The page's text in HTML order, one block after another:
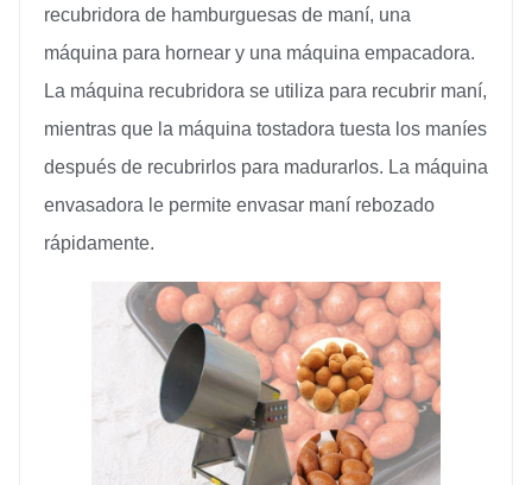
recubridora de hamburguesas de maní, una
máquina para hornear y una máquina empacadora.
La máquina recubridora se utiliza para recubrir maní,
mientras que la máquina tostadora tuesta los maníes
después de recubrirlos para madurarlos. La máquina
envasadora le permite envasar maní rebozado
rápidamente.